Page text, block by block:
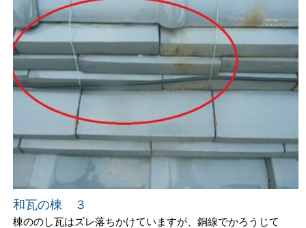
和瓦の棟 ３
棟ののし瓦はズレ落ちかけていますが、銅線でかろうじて